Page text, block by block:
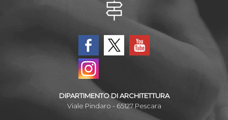
DIPARTIMENTO DI ARCHITETTURA
Viale Pindaro - 65127 Pescara